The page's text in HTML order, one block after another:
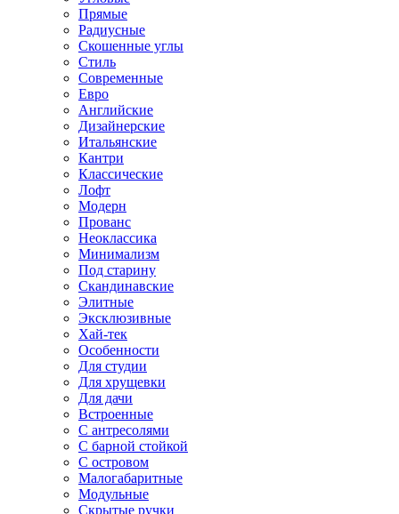
Прямые
Радиусные
Скошенные углы
Стиль
Современные
Евро
Английские
Дизайнерские
Итальянские
Кантри
Классические
Лофт
Модерн
Прованс
Неоклассика
Минимализм
Под старину
Скандинавские
Элитные
Эксклюзивные
Хай-тек
Особенности
Для студии
Для хрущевки
Для дачи
Встроенные
С антресолями
С барной стойкой
С островом
Малогабаритные
Модульные
Скрытые ручки